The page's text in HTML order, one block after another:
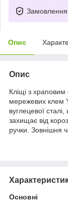
Замовлення
Опис
Опис
Кліщі з
мережевих клем
вуглецевої
захищає від
ручки. Зовнішня
Основні